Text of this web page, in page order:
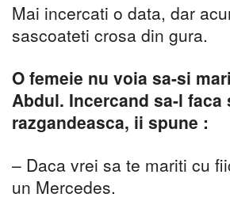
Mai incercati o data, dar
sascoateti crosa din gura.
O femeie nu voia sa-si
Abdul. Incercand sa-l faca
razgandeasca, ii spune :
– Daca vrei sa te mariti cu
un Mercedes.